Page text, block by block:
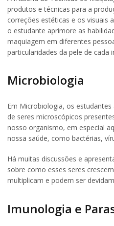
produtos e técnicas para a
correções estéticas e os visuais
o estudante aprimore as
maquiagem em diferentes
particularidades da pele de cada
Microbiologia
Em Microbiologia, os
de seres microscópicos
nosso organismo, em especial
nossa saúde, como bactérias,
Há muitas discussões e
sobre como esses seres
multiplicam e podem ser
Imunologia e